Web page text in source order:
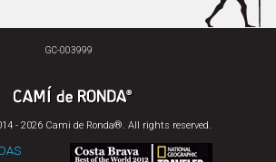
GC-003999
- 2026 Cami de Ronda®. All rights reserved.